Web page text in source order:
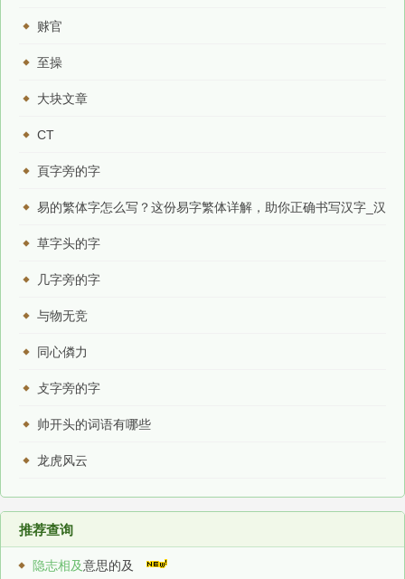
赇官
至操
大块文章
CT
頁字旁的字
易的繁体字怎么写？这份易字繁体详解，助你正确书写汉字_汉
字繁体学习
草字头的字
几字旁的字
与物无竞
同心僯力
攴字旁的字
帅开头的词语有哪些
龙虎风云
推荐查询
隐志相及意思的及